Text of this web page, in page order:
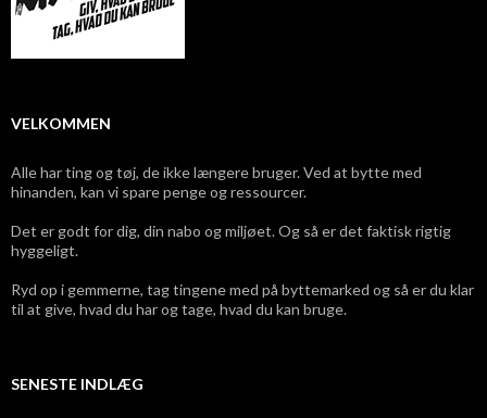
VELKOMMEN
Alle har ting og tøj, de ikke længere bruger. Ved at bytte med
hinanden, kan vi spare penge og ressourcer.
Det er godt for dig, din nabo og miljøet. Og så er det faktisk rigtig
hyggeligt.
Ryd op i gemmerne, tag tingene med på byttemarked og så er du klar
til at give, hvad du har og tage, hvad du kan bruge.
SENESTE INDLÆG